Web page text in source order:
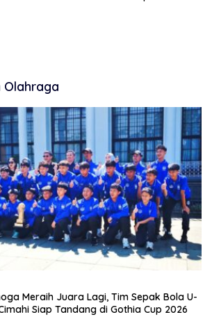
Olahraga
Meraih Juara Lagi, Tim Sepak Bola U-
Siap Tandang di Gothia Cup 2026